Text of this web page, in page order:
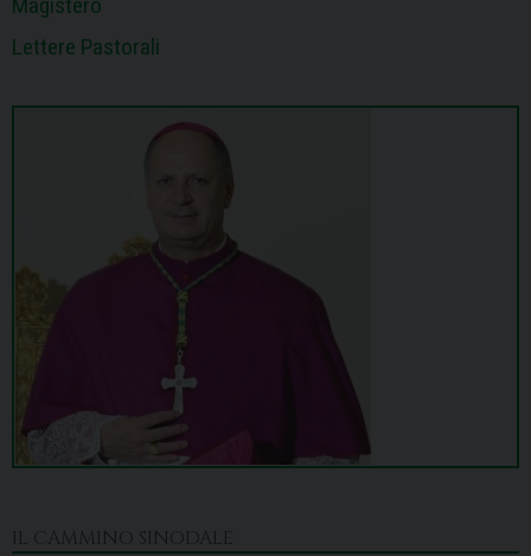
Magistero
Lettere Pastorali
IL CAMMINO SINODALE